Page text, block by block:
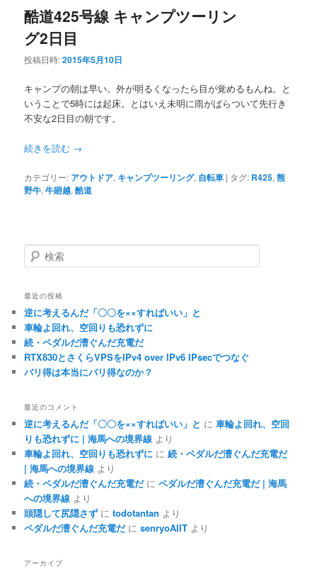
酷道425号線 キャンプツーリン
グ2日目
投稿日時:2015年5月10日
キャンプの朝は早い。外が明るくなったら目が覚めるもんね。と
いうことで5時には起床。とはいえ未明に雨がぱらついて先行き
不安な2日目の朝です。
続きを読む →
カテゴリー: アウトドア, キャンプツーリング, 自転車 | タグ: R425,熊
野牛,牛廻越,酷道
検
索
最近の投稿
逆に考えるんだ「〇〇を××すればいい」と
車輪よ回れ、空回りも恐れずに
続・ペダルだ漕ぐんだ充電だ
RTX830とさくらVPSをIPv4 over IPv6 IPsecでつなぐ
バリ得は本当にバリ得なのか？
最近のコメント
逆に考えるんだ「〇〇を××すればいい」と に車輪よ回れ、空回
りも恐れずに | 海馬への境界線 より
車輪よ回れ、空回りも恐れずに に続・ペダルだ漕ぐんだ充電だ
| 海馬への境界線 より
続・ペダルだ漕ぐんだ充電だにペダルだ漕ぐんだ充電だ | 海馬
への境界線 より
頭隠して尻隠さず にtodotantan より
ペダルだ漕ぐんだ充電だにsenryoAIIT より
アーカイブ